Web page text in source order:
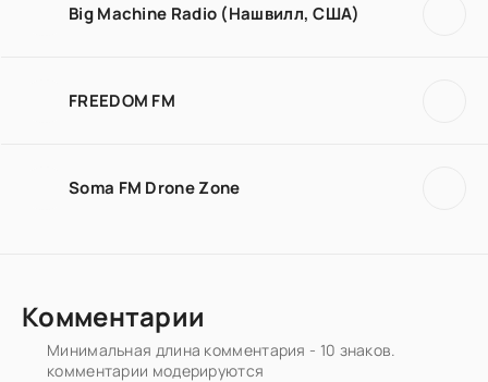
Big Machine Radio (Нашвилл, США)
FREEDOM FM
Soma FM Drone Zone
Комментарии
Минимальная длина комментария - 10 знаков.
комментарии модерируются